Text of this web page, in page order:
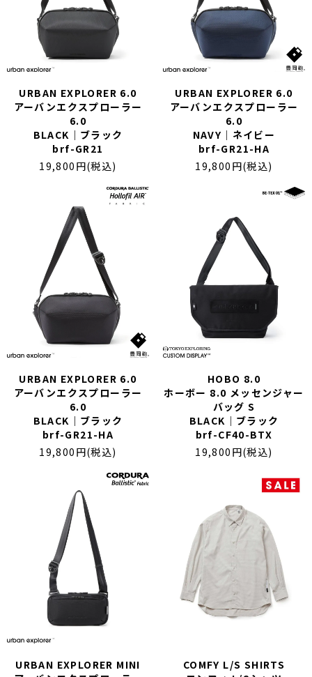
URBAN EXPLORER 6.0
アーバンエクスプローラー
6.0
BLACK｜ブラック
brf-GR21
19,800円(税込)
URBAN EXPLORER 6.0
アーバンエクスプローラー
6.0
NAVY｜ネイビー
brf-GR21-HA
19,800円(税込)
URBAN EXPLORER 6.0
アーバンエクスプローラー
6.0
BLACK｜ブラック
brf-GR21-HA
19,800円(税込)
HOBO 8.0
ホーボー 8.0 メッセンジャー
バッグ S
BLACK｜ブラック
brf-CF40-BTX
19,800円(税込)
URBAN EXPLORER MINI
COMFY L/S SHIRTS